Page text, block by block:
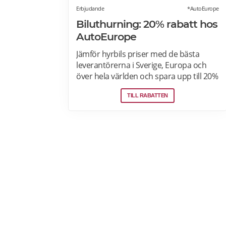
Erbjudande *AutoEurope
Biluthurning: 20% rabatt hos
AutoEurope
Jämför hyrbils priser med de bästa
leverantörerna i Sverige, Europa och
över hela världen och spara upp till 20%
som medlem! Upptäck speciella priser
på Auto Europe hemsida!
TILL RABATTEN